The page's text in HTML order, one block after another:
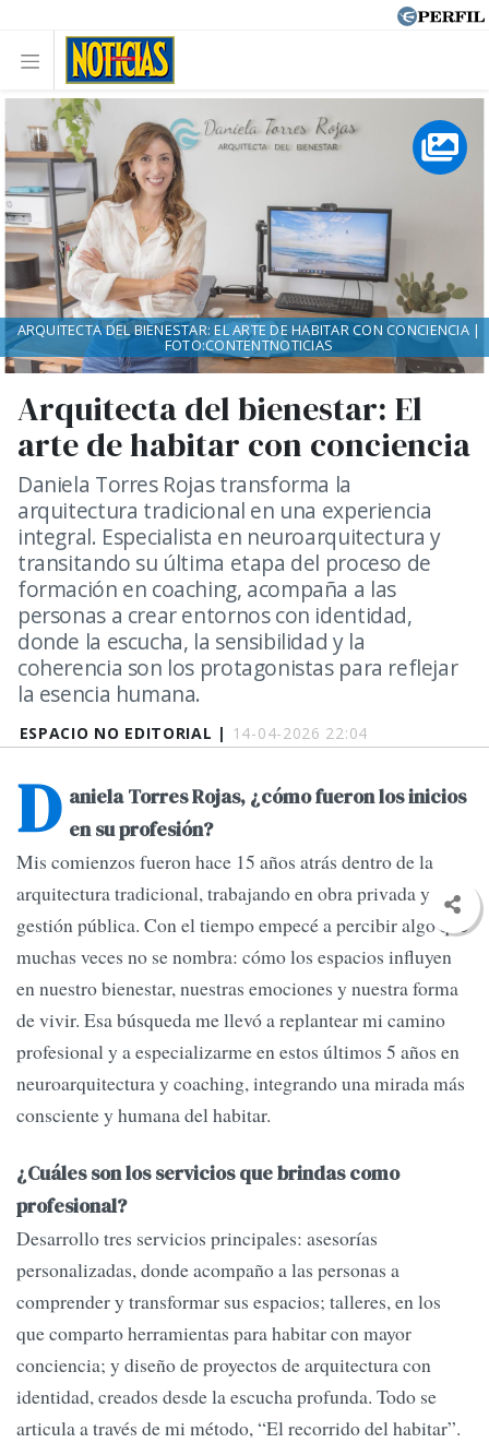
ESPACIO NO EDITORIAL | 14-04-2026 22:04
Arquitecta del bienestar: El
arte de habitar con conciencia
Daniela Torres Rojas transforma la
arquitectura tradicional en una experiencia
integral. Especialista en neuroarquitectura y
transitando su última etapa del proceso de
formación en coaching, acompaña a las
personas a crear entornos con identidad,
donde la escucha, la sensibilidad y la
coherencia son los protagonistas para reflejar
la esencia humana.
ARQUITECTA DEL BIENESTAR: EL ARTE DE HABITAR CON CONCIENCIA |
FOTO:CONTENTNOTICIAS
D aniela Torres Rojas, ¿cómo fueron los inicios
en su profesión?
Mis comienzos fueron hace 15 años atrás dentro de la
arquitectura tradicional, trabajando en obra privada y
gestión pública. Con el tiempo empecé a percibir algo que
muchas veces no se nombra: cómo los espacios influyen
en nuestro bienestar, nuestras emociones y nuestra forma
de vivir. Esa búsqueda me llevó a replantear mi camino
profesional y a especializarme en estos últimos 5 años en
neuroarquitectura y coaching, integrando una mirada más
consciente y humana del habitar.
¿Cuáles son los servicios que brindas como
profesional?
Desarrollo tres servicios principales: asesorías
personalizadas, donde acompaño a las personas a
comprender y transformar sus espacios; talleres, en los
que comparto herramientas para habitar con mayor
conciencia; y diseño de proyectos de arquitectura con
identidad, creados desde la escucha profunda. Todo se
articula a través de mi método, “El recorrido del habitar”.